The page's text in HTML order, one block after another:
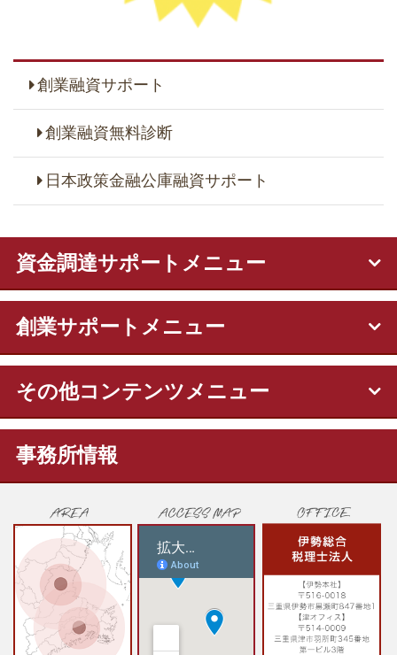
創業融資サポート
創業融資無料診断
日本政策金融公庫融資サポート
資金調達サポートメニュー
創業サポートメニュー
その他コンテンツメニュー
事務所情報